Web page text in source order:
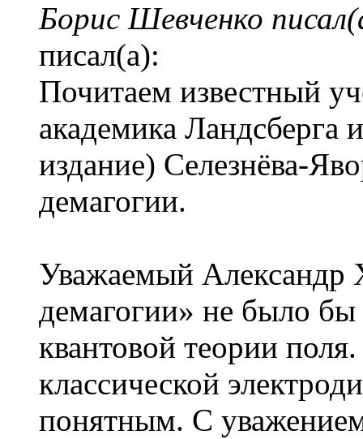
Борис Шевченко
писал(а):
Почитаем известный
академика Ландсберга
издание) Селезнёва-
демагогии.
Уважаемый Александр
демагогии» не было
квантовой теории
классической
понятным. С